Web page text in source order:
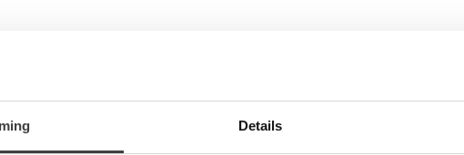
Details
stootrand